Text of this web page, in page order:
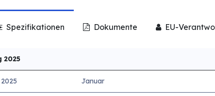
Spezifikationen Dokumente EU-
2025
Januar